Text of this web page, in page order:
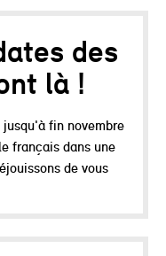
des
là !
fin novembre
français dans une
de vous